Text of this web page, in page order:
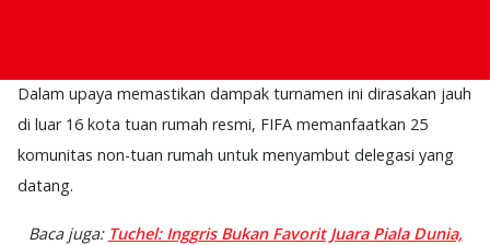
Dalam upaya memastikan dampak turnamen ini dirasakan jauh
di luar 16 kota tuan rumah resmi, FIFA memanfaatkan 25
komunitas non-tuan rumah untuk menyambut delegasi yang
datang.
Baca juga: Tuchel: Inggris Bukan Favorit Juara Piala Dunia,